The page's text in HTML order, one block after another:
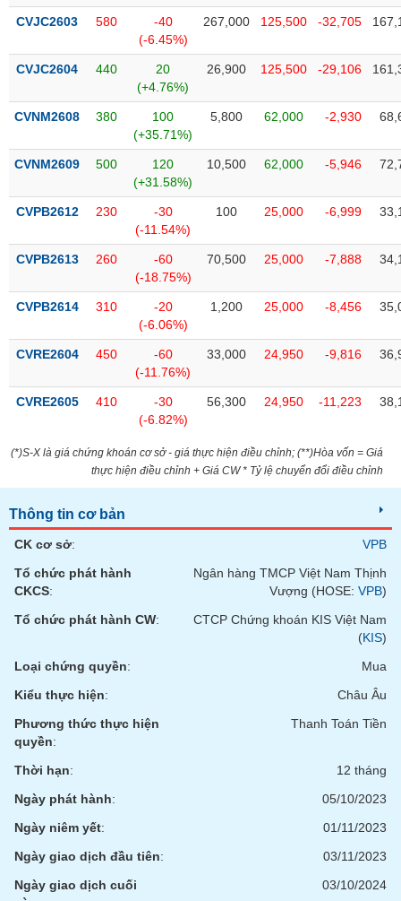
CVJC2603 580
-40
(-6.45%)
267,000 125,500 -32,705
CVJC2604 440
20
(+4.76%)
26,900 125,500 -29,106
CVNM2608 380
100
(+35.71%)
5,800 62,000 -2,930
CVNM2609 500
120
(+31.58%)
10,500 62,000 -5,946
CVPB2612 230
-30
(-11.54%)
100 25,000 -6,999
CVPB2613 260
-60
(-18.75%)
70,500 25,000 -7,888
CVPB2614 310
-20
(-6.06%)
1,200 25,000 -8,456
CVRE2604 450
-60
(-11.76%)
33,000 24,950 -9,816
CVRE2605 410
-30
(-6.82%)
56,300 24,950 -11,223
(*)S-X là giá chứng khoán cơ sở - giá thực hiện điều chỉnh; (**)Hòa vốn = Giá
thực hiện điều chỉnh + Giá CW * Tỷ lệ chuyển đổi điều chỉnh
Thông tin cơ bản
CK cơ sở:
VPB
Tổ chức phát hành
CKCS:
Ngân hàng TMCP Việt Nam Thịnh
Vượng (HOSE: VPB)
Tổ chức phát hành CW:
CTCP Chứng khoán KIS Việt Nam
(KIS)
Loại chứng quyền:
Mua
Kiểu thực hiện:
Châu Âu
Phương thức thực hiện
quyền:
Thanh Toán Tiền
Thời hạn:
12 tháng
Ngày phát hành:
05/10/2023
Ngày niêm yết:
01/11/2023
Ngày giao dịch đầu tiên:
03/11/2023
Ngày giao dịch cuối
03/10/2024
Dữ
tài
chính